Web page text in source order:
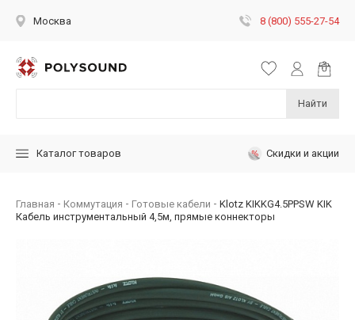
Москва 8 (800) 555-27-54
Найти
Каталог товаров Скидки и акции
Главная Коммутация Готовые кабели
Klotz KIKKG4.5PPSW KIK
Кабель инструментальный 4,5м, прямые коннекторы